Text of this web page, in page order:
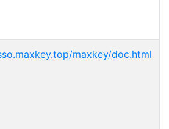
maxkey/doc.html